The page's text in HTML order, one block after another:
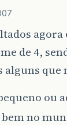
de 4,
alguns
ou
no